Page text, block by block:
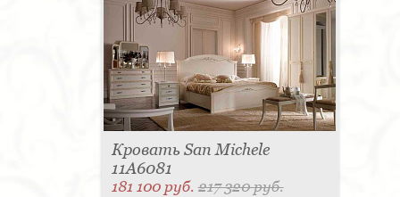
Мыльница - 1Подставка под зонт - 1
Кровать San Michele
11A6081
181 100 руб.217 320 руб.